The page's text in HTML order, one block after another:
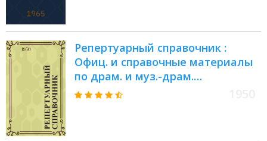
Репертуарный справочник :
Офиц. и справочные материалы
по драм. и муз.-драм.
произведениям для работников